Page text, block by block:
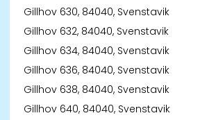
Gillhov 630, 84040, Svenstavik
Gillhov 632, 84040, Svenstavik
Gillhov 634, 84040, Svenstavik
Gillhov 636, 84040, Svenstavik
Gillhov 638, 84040, Svenstavik
Gillhov 640, 84040, Svenstavik